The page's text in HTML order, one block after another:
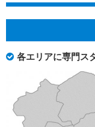
各エリアに専門ス